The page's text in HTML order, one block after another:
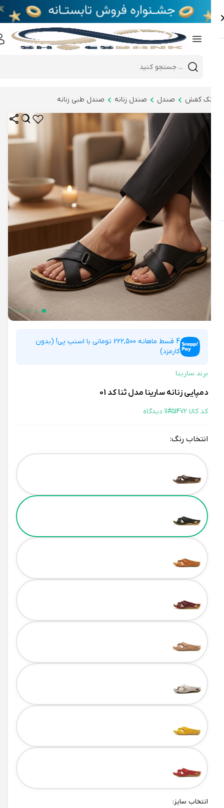
Mobile header search
e
کفش صندل صندل زنانه صندل طبی زنانه
4 قسط ماهانه 222,500 تومانی با اسنپ پی! (بدون
کارمزد)
برند سارینا
دمپایی زنانه سارینا مدل ثنا کد 01
کد کالا 51472# 11 دیدگاه
انتخاب رنگ:
Color
انتخاب سایز: